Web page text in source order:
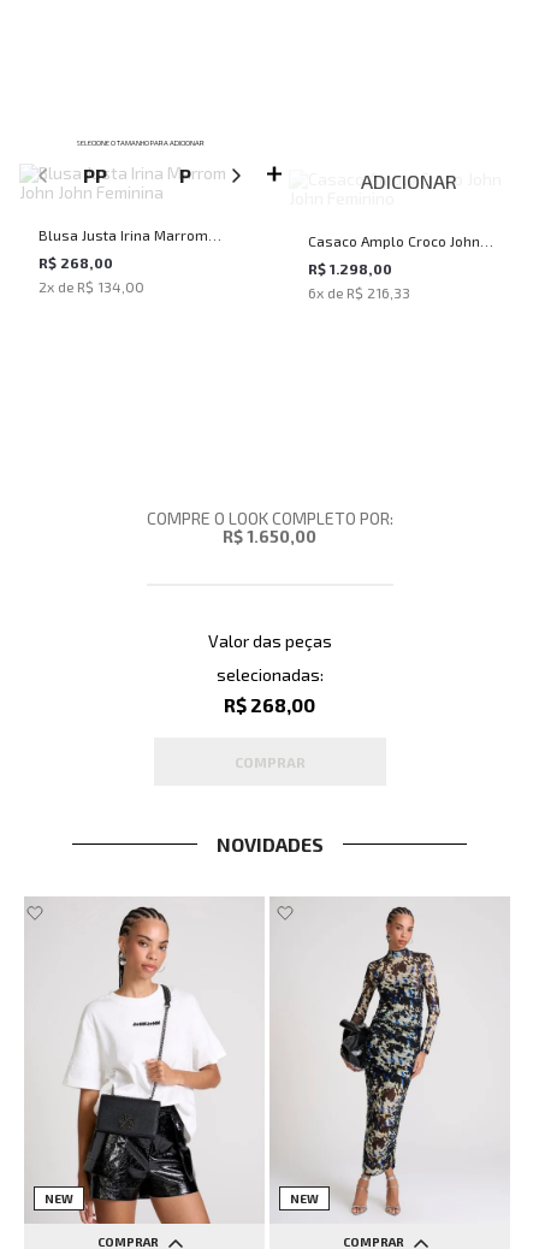
SELECIONE O TAMANHO PARA ADICIONAR
PP P M G
Blusa Justa Irina Marrom
John John Feminina
R$ 268,00
2x de R$ 134,00
ADICIONAR
Casaco Amplo Croco John
John Feminino
R$ 1.298,00
6x de R$ 216,33
COMPRE O LOOK COMPLETO POR:
R$ 1.650,00
Valor das peças
selecionadas:
R$ 268,00
COMPRAR
NOVIDADES
NEW
COMPRAR
NEW
COMPRAR